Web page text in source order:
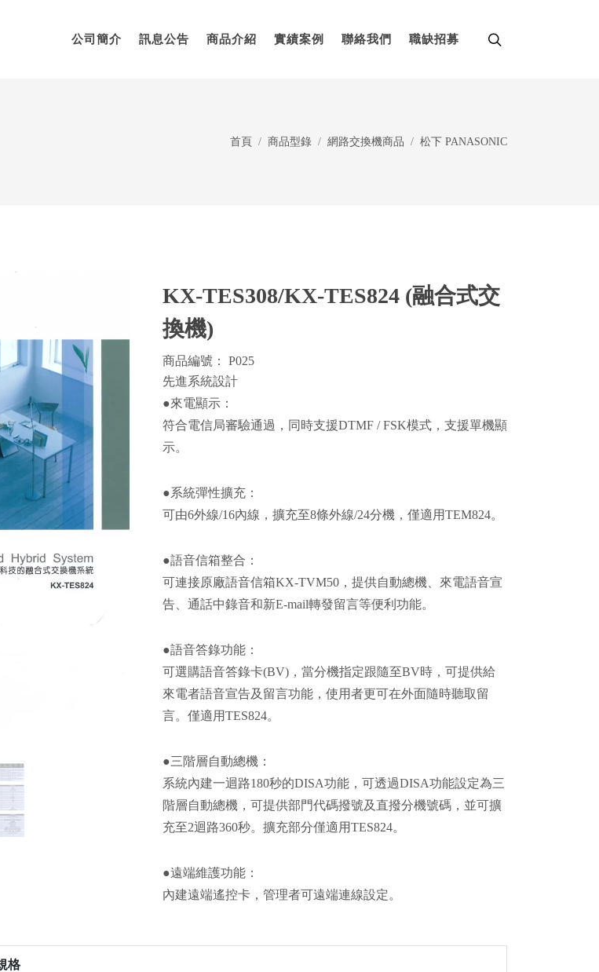
公司簡介 訊息公告 商品介紹 實績案例 聯絡我們 職缺招募
首頁 商品型錄 網路交換機商品 松下 PANASONIC
KX-TES308/KX-TES824 (融合式交
換機)
商品編號： P025
先進系統設計
●來電顯示：
符合電信局審驗通過，同時支援DTMF / FSK模式，支援單機顯
示。
●系統彈性擴充：
可由6外線/16內線，擴充至8條外線/24分機，僅適用TEM824。
●語音信箱整合：
可連接原廠語音信箱KX-TVM50，提供自動總機、來電語音宣
告、通話中錄音和新E-mail轉發留言等便利功能。
●語音答錄功能：
可選購語音答錄卡(BV)，當分機指定跟隨至BV時，可提供給
來電者語音宣告及留言功能，使用者更可在外面隨時聽取留
言。僅適用TES824。
●三階層自動總機：
系統內建一迴路180秒的DISA功能，可透過DISA功能設定為三
階層自動總機，可提供部門代碼撥號及直撥分機號碼，並可擴
充至2迴路360秒。擴充部分僅適用TES824。
●遠端維護功能：
內建遠端遙控卡，管理者可遠端連線設定。
格